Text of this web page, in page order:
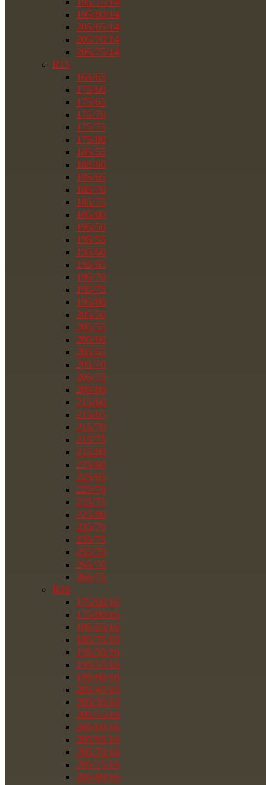
195/80/14
205/65/14
205/70/14
205/75/14
R15
165/65
175/60
175/65
175/70
175/75
175/80
185/55
185/60
185/65
185/70
185/75
185/80
195/50
195/55
195/60
195/65
195/70
195/75
195/80
205/50
205/55
205/60
205/65
205/70
205/75
205/80
215/60
215/65
215/70
215/75
215/80
225/60
225/65
225/70
225/75
225/80
235/70
235/75
255/70
265/70
265/75
R16
175/60/16
175/80/16
185/55/16
185/75/16
195/50/16
195/55/16
195/60/16
205/45/16
205/50/16
205/55/16
205/60/16
205/65/16
205/70/16
205/75/16
205/80/16